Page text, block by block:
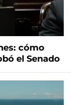
cómo
el Senado